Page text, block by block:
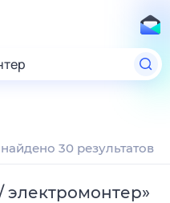
30 результатов
электромонтер»